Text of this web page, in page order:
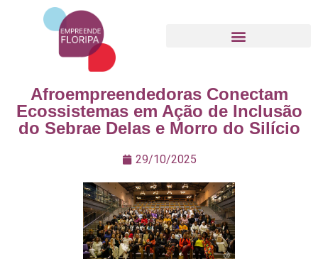
Afroempreendedoras Conectam
Ecossistemas em Ação de Inclusão
do Sebrae Delas e Morro do Silício
29/10/2025